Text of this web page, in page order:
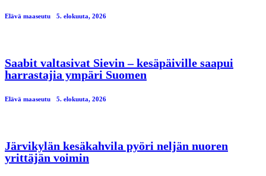
Elävä maaseutu 5. elokuuta, 2026
Saabit valtasivat Sievin – kesäpäiville saapui
harrastajia ympäri Suomen
Elävä maaseutu 5. elokuuta, 2026
Järvikylän kesäkahvila pyöri neljän nuoren
yrittäjän voimin